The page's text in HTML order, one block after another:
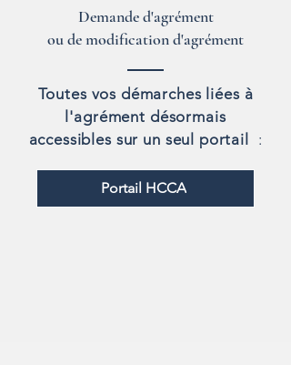
Demande d'agrément
ou de modification d'agrément
Toutes vos démarches liées à
l'agrément désormais
accessibles sur un seul portail
:
Portail HCCA